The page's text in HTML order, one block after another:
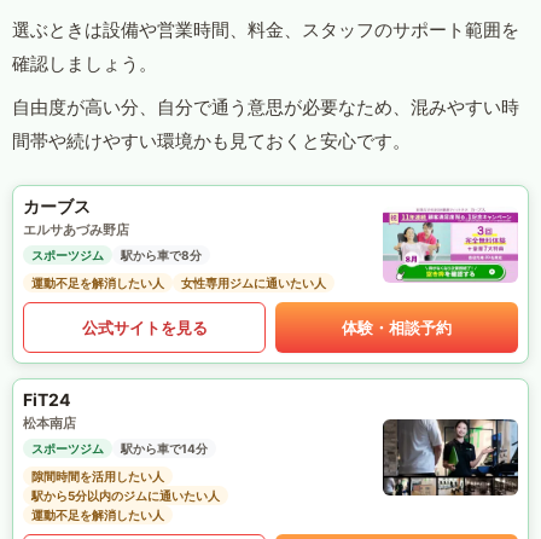
選ぶときは設備や営業時間、料金、スタッフのサポート範囲を
確認しましょう。
自由度が高い分、自分で通う意思が必要なため、混みやすい時
間帯や続けやすい環境かも見ておくと安心です。
カーブス
エルサあづみ野店
スポーツジム
駅から車で8分
運動不足を解消したい人
女性専用ジムに通いたい人
公式サイトを見る 体験・相談予約
FiT24
松本南店
スポーツジム
駅から車で14分
隙間時間を活用したい人
駅から5分以内のジムに通いたい人
運動不足を解消したい人